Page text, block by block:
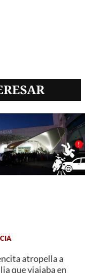
atropella a
que viajaba en